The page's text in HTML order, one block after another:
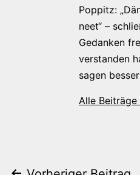
Poppitz:
neet“ –
Gedanken
verstanden
sagen
Alle